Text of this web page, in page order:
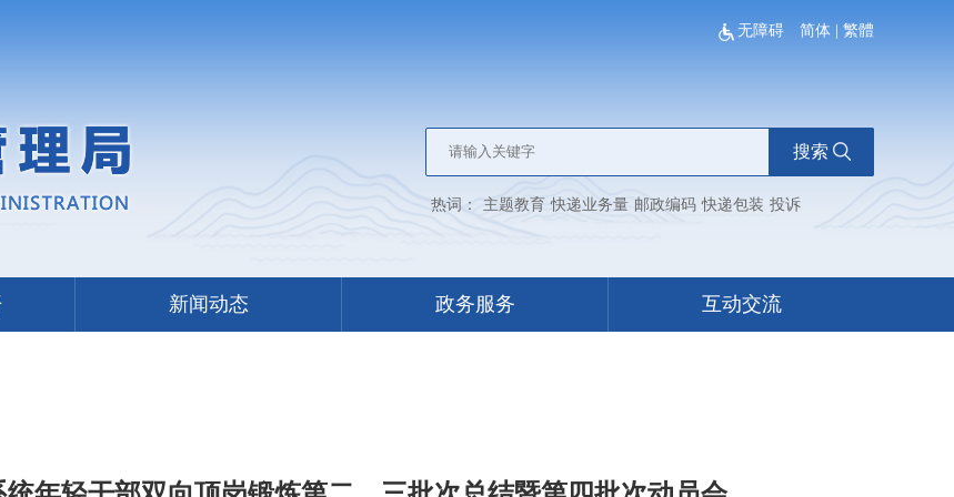
无障碍 简体 繁體
搜索
热词： 主题教育 快递业务量 邮政编码 快递包装 投诉
新闻动态 政务服务 互动交流